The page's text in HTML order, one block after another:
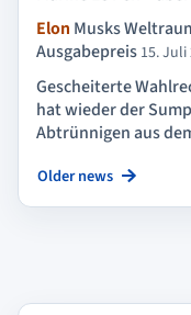
Elon Musks
Ausgabepreis 15. Juli
Gescheiterte
hat wieder der
Abtrünnigen aus
Older news